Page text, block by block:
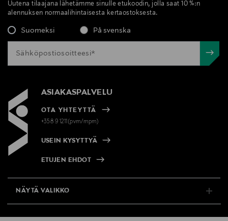
Uutena tilaajana lähetämme sinulle etukoodin, jolla saat 10 %:n
alennuksen normaalihintaisesta kertaostoksesta.
Suomeksi På svenska
ASIAKASPALVELU
OTA YHTEYTTÄ
+358 9 1211(pvm/mpm)
USEIN KYSYTTYÄ
ETUJEN EHDOT
NÄYTÄ VALIKKO